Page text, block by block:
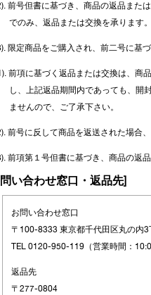
前号但書に基づき、商品の返品また
でのみ、返品または交換を承ります。
限定商品をご購入され、前二号に基
前項に基づく返品または交換は、商
し、上記返品期間内であっても、開
ませんので、ご了承下さい。
前号に反して商品を返送された場合
前項第１号但書に基づき、商品の返
い合わせ窓口・返品先]
お問い合わせ窓口
〒100-8333 東京都千代田区丸の内
TEL 0120-950-119（営業時間：
返品先
〒277-0804